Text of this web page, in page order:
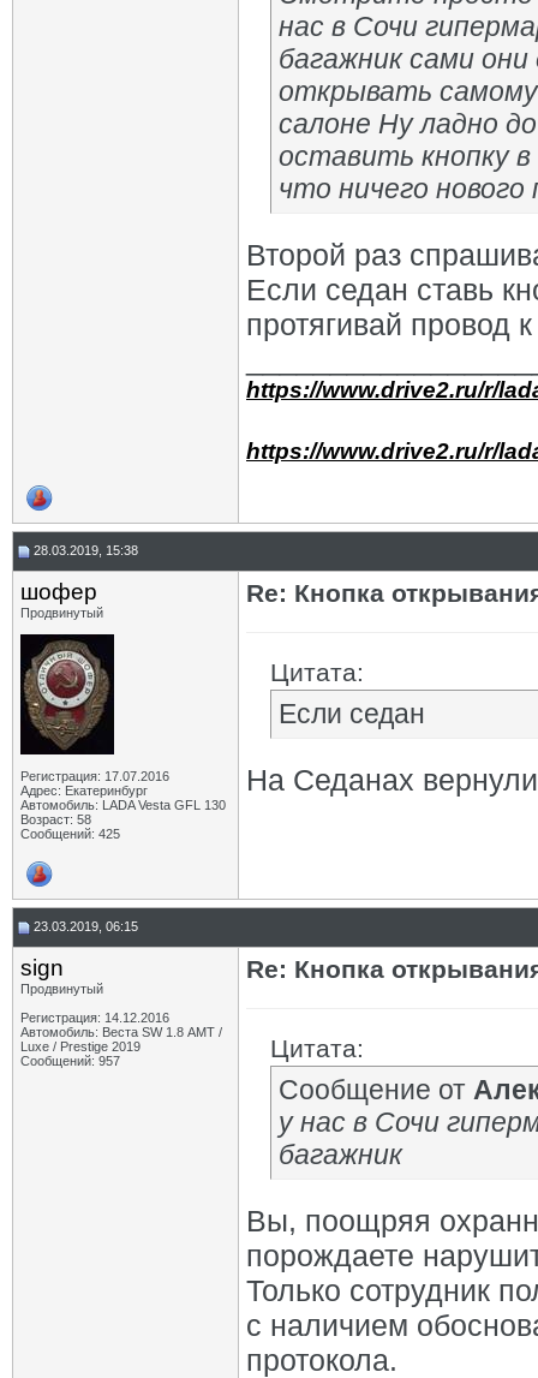
нас в Сочи
багажник сами
открывать самому
салоне Ну ладно
оставить кнопку
что ничего
Второй раз
Если седан ставь
протягивай провод
https://www.drive2.ru/r/
https://www.drive2.ru/r/
28.03.2019, 15:38
шофер
Продвинутый
Регистрация: 17.07.2016
Адрес: Екатеринбург
Автомобиль: LADA Vesta GFL 130
Возраст: 58
Сообщений: 425
Re: Кнопка
Цитата:
Если седан
На Седанах
23.03.2019, 06:15
sign
Продвинутый
Регистрация: 14.12.2016
Автомобиль: Веста SW 1.8 АМТ /
Luxe / Prestige 2019
Сообщений: 957
Re: Кнопка
Цитата:
Сообщение от
у нас в Сочи
багажник
Вы, поощряя
порождаете
Только сотрудник
с наличием
протокола.